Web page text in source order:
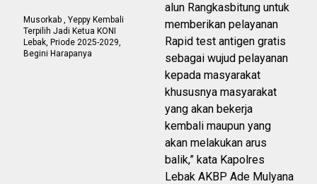
alun Rangkasbitung untuk
memberikan pelayanan
Rapid test antigen gratis
sebagai wujud pelayanan
kepada masyarakat
khususnya masyarakat
yang akan bekerja
kembali maupun yang
akan melakukan arus
balik,” kata Kapolres
Lebak AKBP Ade Mulyana
Musorkab , Yeppy Kembali
Terpilih Jadi Ketua KONI
Lebak, Priode 2025-2029,
Begini Harapanya